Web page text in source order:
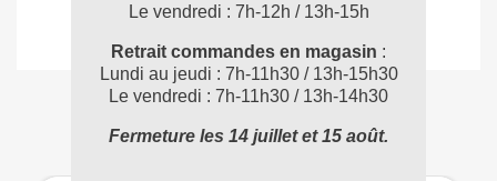
VOUS POUVEZ AUSSI AIMER
Le vendredi : 7h-12h / 13h-15h
Retrait commandes en magasin :
Lundi au jeudi : 7h-11h30 / 13h-15h30
Le vendredi : 7h-11h30 / 13h-14h30
Fermeture les 14 juillet et 15 août.